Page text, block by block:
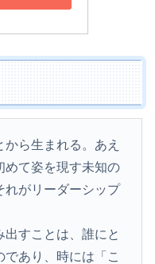
ら生まれる。あえ
めて姿を現す未知の
れがリーダーシップ
すことは、誰にと
あり、時には「こ